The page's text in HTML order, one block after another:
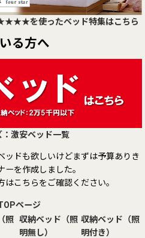
を使ったベッド特集はこちら
る方へ
：激安ベッド一覧
ッドも欲しいけどまずは予算ありき
を作成しました。
こちらをご確認ください。
ページ
照 収納ベッド（照
明無し）
収納ベッド（照
明付き）